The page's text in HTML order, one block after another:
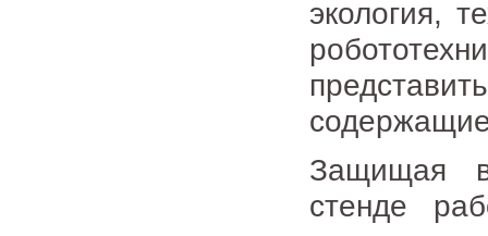
экология,
Защищая
стенде